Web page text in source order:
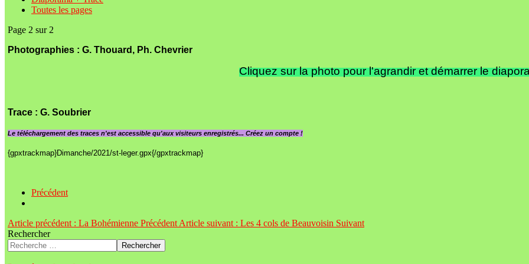
Toutes les pages
Page 2 sur 2
Photographies : G. Thouard, Ph. Chevrier
Cliquez sur la photo pour l'agrandir et démarrer le
Trace : G. Soubrier
Le téléchargement des traces n'est accessible qu'aux visiteurs enregistrés... Créez un compte !
{gpxtrackmap}Dimanche/2021/st-leger.gpx{/gpxtrackmap}
Précédent
Article précédent : La Bohémienne Précédent Article suivant : Les 4 cols de Beauvoisin Suivant
Rechercher
Rechercher